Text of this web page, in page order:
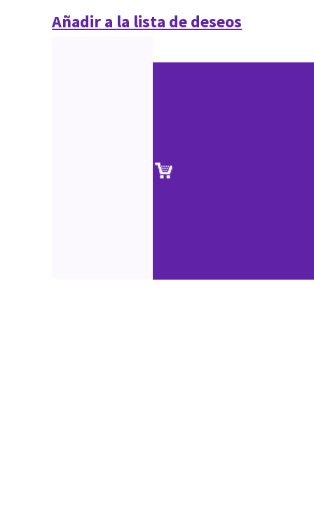
Añadir a la lista de deseos